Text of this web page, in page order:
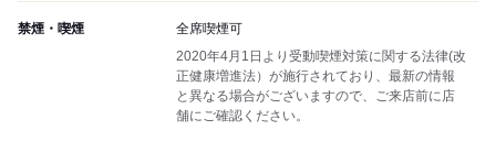
禁煙・喫煙
全席喫煙可
2020年4月1日より受動喫煙対策に関する法律(改
正健康増進法）が施行されており、最新の情報
と異なる場合がございますので、ご来店前に店
舗にご確認ください。